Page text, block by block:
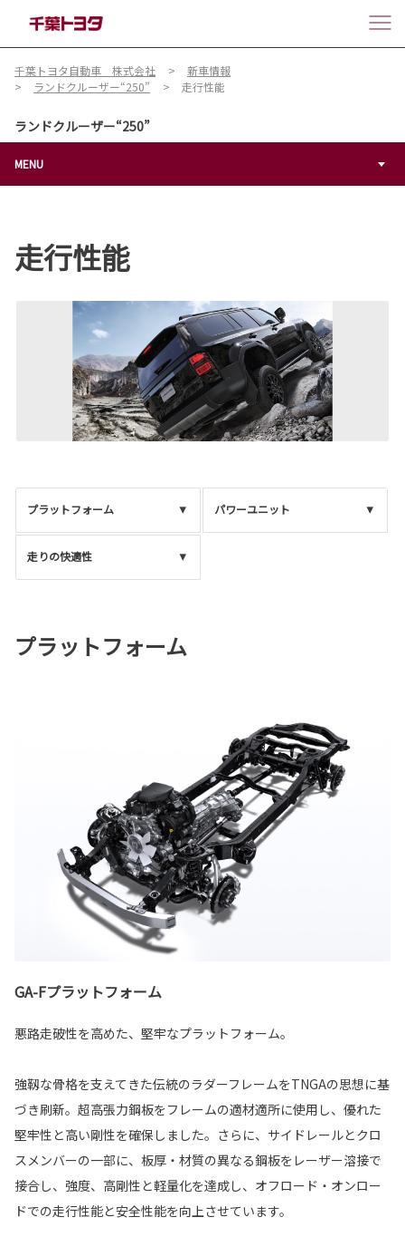
千葉トヨタ自動車 株式会社
新車情報
ランドクルーザー“250”
走行性能
ランドクルーザー“250”
MENU
走行性能
プラットフォーム パワーユニット
走りの快適性
プラットフォーム
GA-Fプラットフォーム
悪路走破性を高めた、堅牢なプラットフォーム。
強靱な骨格を支えてきた伝統のラダーフレームをTNGAの思想に基
づき刷新。超高張力鋼板をフレームの適材適所に使用し、優れた
堅牢性と高い剛性を確保しました。さらに、サイドレールとクロ
スメンバーの一部に、板厚・材質の異なる鋼板をレーザー溶接で
接合し、強度、高剛性と軽量化を達成し、オフロード・オンロー
ドでの走行性能と安全性能を向上させています。